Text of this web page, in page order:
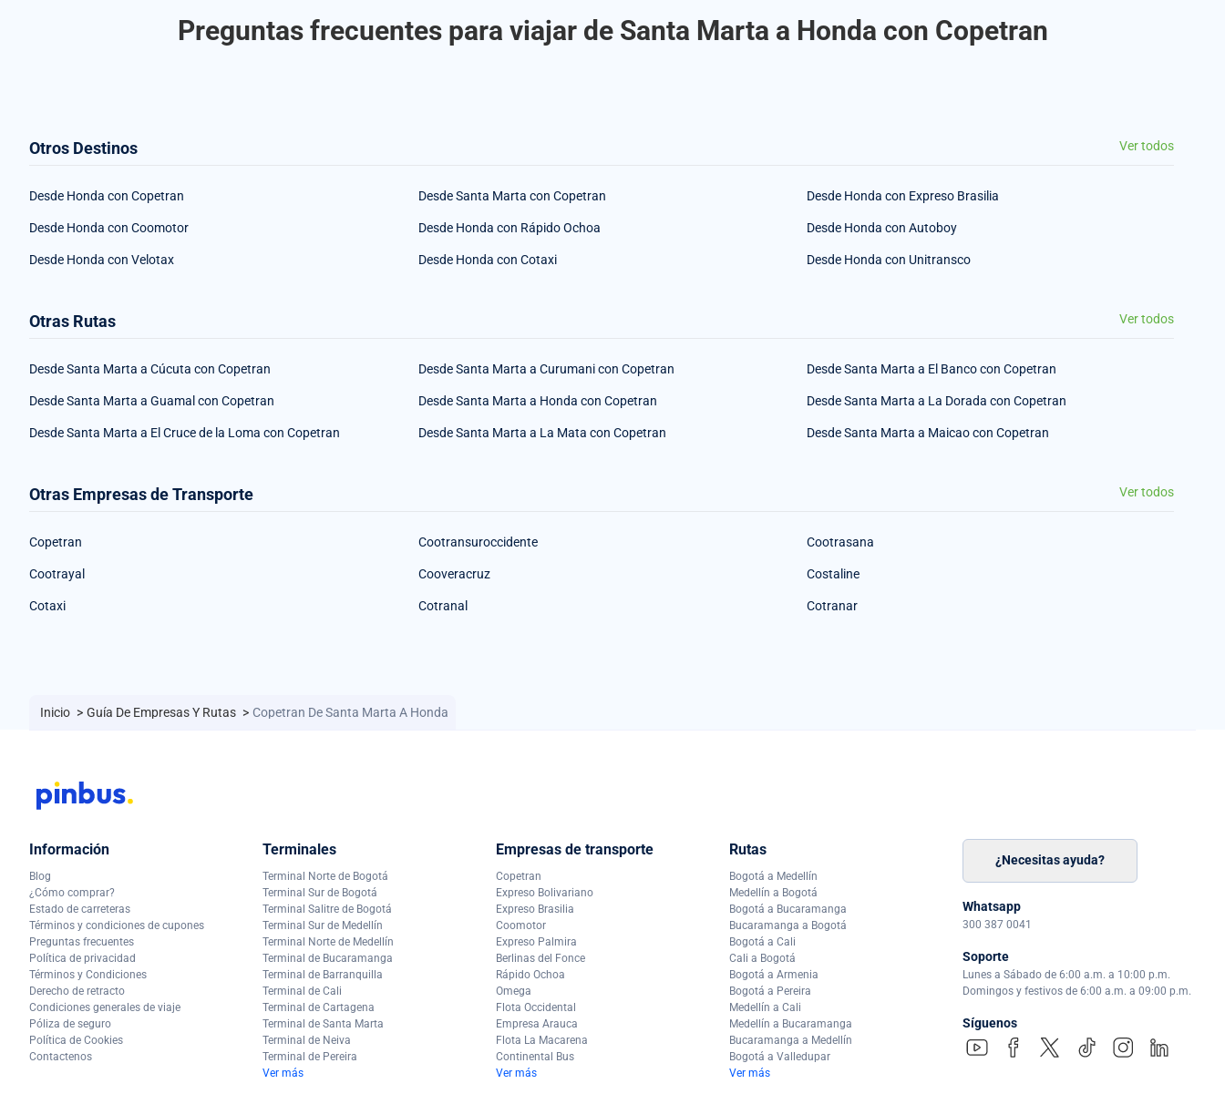
Preguntas frecuentes para viajar de Santa Marta a Honda con Copetran
Otros Destinos Ver todos
Desde Honda con Copetran Desde Santa Marta con Copetran Desde Honda con Expreso Brasilia
Desde Honda con Coomotor Desde Honda con Rápido Ochoa Desde Honda con Autoboy
Desde Honda con Velotax Desde Honda con Cotaxi Desde Honda con Unitransco
Otras Rutas Ver todos
Desde Santa Marta a Cúcuta con Copetran Desde Santa Marta a Curumani con Copetran Desde Santa Marta a El Banco con Copetran
Desde Santa Marta a Guamal con Copetran Desde Santa Marta a Honda con Copetran Desde Santa Marta a La Dorada con Copetran
Desde Santa Marta a El Cruce de la Loma con Copetran Desde Santa Marta a La Mata con Copetran Desde Santa Marta a Maicao con Copetran
Otras Empresas de Transporte Ver todos
Copetran Cootransuroccidente Cootrasana
Cootrayal Cooveracruz Costaline
Cotaxi Cotranal Cotranar
Inicio > Guía De Empresas Y Rutas > Copetran De Santa Marta A Honda
Información
Blog
¿Cómo comprar?
Estado de carreteras
Términos y condiciones de cupones
Preguntas frecuentes
Política de privacidad
Términos y Condiciones
Derecho de retracto
Condiciones generales de viaje
Póliza de seguro
Política de Cookies
Contactenos
Terminales
Terminal Norte de Bogotá
Terminal Sur de Bogotá
Terminal Salitre de Bogotá
Terminal Sur de Medellín
Terminal Norte de Medellín
Terminal de Bucaramanga
Terminal de Barranquilla
Terminal de Cali
Terminal de Cartagena
Terminal de Santa Marta
Terminal de Neiva
Terminal de Pereira
Ver más
Empresas de transporte
Copetran
Expreso Bolivariano
Expreso Brasilia
Coomotor
Expreso Palmira
Berlinas del Fonce
Rápido Ochoa
Omega
Flota Occidental
Empresa Arauca
Flota La Macarena
Continental Bus
Ver más
Rutas
Bogotá a Medellín
Medellín a Bogotá
Bogotá a Bucaramanga
Bucaramanga a Bogotá
Bogotá a Cali
Cali a Bogotá
Bogotá a Armenia
Bogotá a Pereira
Medellín a Cali
Medellín a Bucaramanga
Bucaramanga a Medellín
Bogotá a Valledupar
Ver más
¿Necesitas ayuda?
Whatsapp
300 387 0041
Soporte
Lunes a Sábado de 6:00 a.m. a 10:00 p.m.
Domingos y festivos de 6:00 a.m. a 09:00 p.m.
Síguenos